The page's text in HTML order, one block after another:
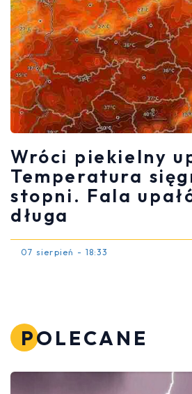
Wróci piekielny
Temperatura
stopni. Fala
długa
07 sierpień - 18:33
POLECANE